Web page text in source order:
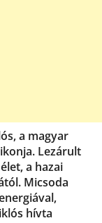
a magyar
Lezárult
a hazai
Micsoda
hívta